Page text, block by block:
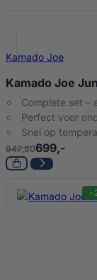
Kamado Joe
Kamado Joe
Complete set –
Perfect voor
Snel op
947,80699,-
-